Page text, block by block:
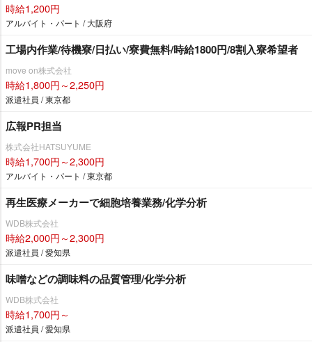
時給1,200円
アルバイト・パート / 大阪府
工場内作業/待機寮/日払い/寮費無料/時給1800円/8割入寮希望者
move on株式会社
時給1,800円～2,250円
派遣社員 / 東京都
広報PR担当
株式会社HATSUYUME
時給1,700円～2,300円
アルバイト・パート / 東京都
再生医療メーカーで細胞培養業務/化学分析
WDB株式会社
時給2,000円～2,300円
派遣社員 / 愛知県
味噌などの調味料の品質管理/化学分析
WDB株式会社
時給1,700円～
派遣社員 / 愛知県